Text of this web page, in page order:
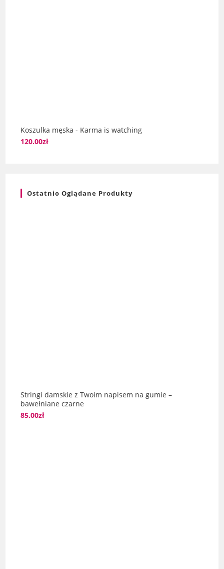
Koszulka męska - Karma is watching
120.00zł
Ostatnio Oglądane Produkty
Stringi damskie z Twoim napisem na gumie –
bawełniane czarne
85.00zł